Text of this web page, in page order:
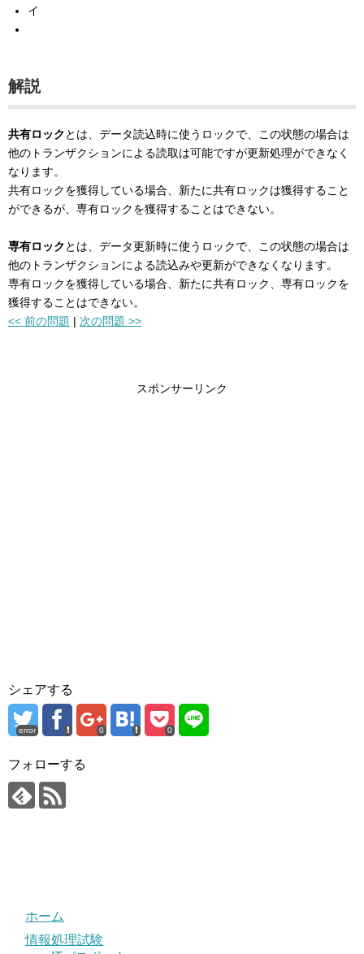
イ
解説
共有ロック とは、データ読込時に使うロックで、この状態の場合は
他のトランザクションによる読取は可能ですが更新処理ができなく
なります。
共有ロックを獲得している場合、新たに共有ロックは獲得すること
ができるが、専有ロックを獲得することはできない。
専有ロック とは、データ更新時に使うロックで、この状態の場合は
他のトランザクションによる読込みや更新ができなくなります。
専有ロックを獲得している場合、新たに共有ロック、専有ロックを
獲得することはできない。
<< 前の問題 | 次の問題 >>
スポンサーリンク
シェアする
error 0 0
フォローする
ホーム
情報処理試験